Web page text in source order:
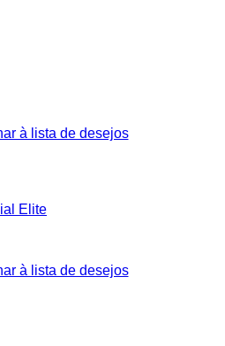
à lista de desejos
Elite
à lista de desejos